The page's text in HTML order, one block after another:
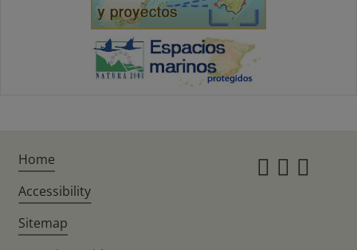
Home
Accessibility
Sitemap